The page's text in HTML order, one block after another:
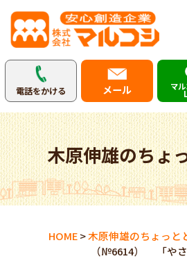
電話をかける メール マ
木原伸雄のちょ
HOME>木原伸雄のちょっと
（№6614） 「や